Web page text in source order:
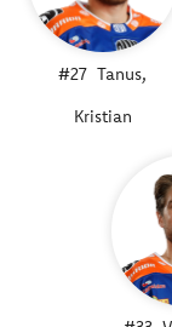
#27 Tanus,
Kristian